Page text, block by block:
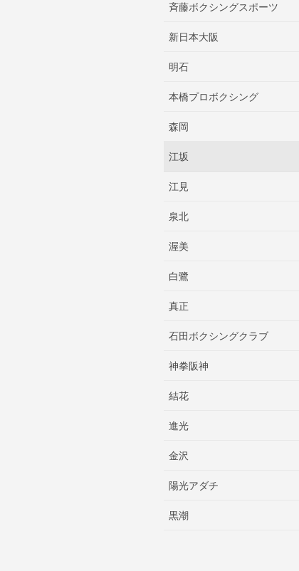
斉藤ボクシングスポーツ
新日本大阪
明石
本橋プロボクシング
森岡
江坂
江見
泉北
渥美
白鷺
真正
石田ボクシングクラブ
神拳阪神
結花
進光
金沢
陽光アダチ
黒潮